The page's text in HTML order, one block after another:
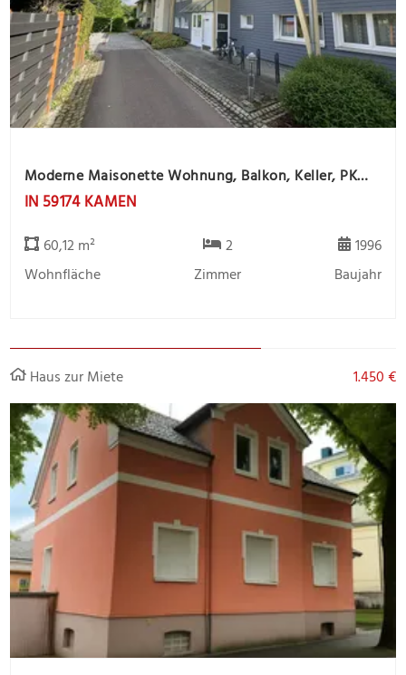
Moderne Maisonette Wohnung, Balkon, Keller, PKW Stlpl. -offene Besichtigung 26.8. von 16.00 - 17.00
IN 59174 KAMEN
60,12 m²
Wohnfläche
2
Zimmer
1996
Baujahr
Haus zur Miete 1.450 €